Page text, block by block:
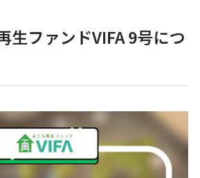
生ファンドVIFA 9号につ